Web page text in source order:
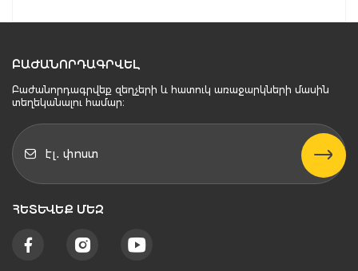
ԲԱԺԱՆՈՐԴԱԳՐՎԵԼ
Բաժանորդագրվեք զեղչերի և հատուկ առաջարկների մասին
տեղեկանալու համար։
ՀԵՏԵՒԵՔ ՄԵԶ